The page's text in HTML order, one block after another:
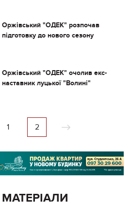
Оржівський "ОДЕК" розпочав
підготовку до нового сезону
Оржівський "ОДЕК" очолив екс-
наставник луцької "Волині"
1 2